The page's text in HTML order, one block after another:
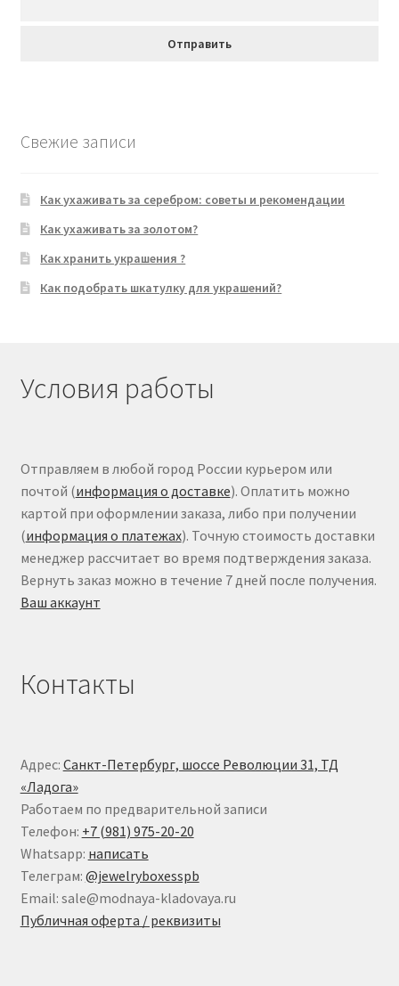
Свежие записи
Как ухаживать за серебром: советы и рекомендации
Как ухаживать за золотом?
Как хранить украшения ?
Как подобрать шкатулку для украшений?
Условия работы
Отправляем в любой город России курьером или
почтой (информация о доставке). Оплатить можно
картой при оформлении заказа, либо при получении
(информация о платежах). Точную стоимость доставки
менеджер рассчитает во время подтверждения заказа.
Вернуть заказ можно в течение 7 дней после получения.
Ваш аккаунт
Контакты
Адрес: Санкт-Петербург, шоссе Революции 31, ТД
«Ладога»
Работаем по предварительной записи
Телефон: +7 (981) 975-20-20
Whatsapp: написать
Телеграм: @jewelryboxesspb
Email: sale@modnaya-kladovaya.ru
Публичная оферта / реквизиты